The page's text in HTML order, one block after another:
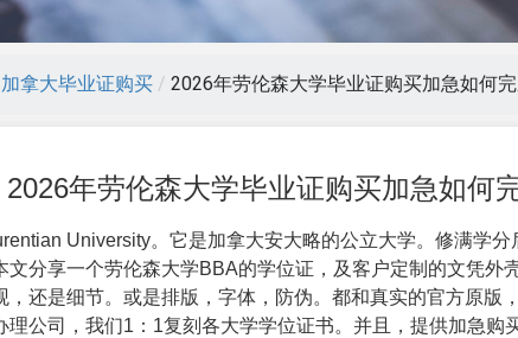
加拿大毕业证购买 / 2026年劳伦森大学毕业证购买加急如何完
2026年劳伦森大学毕业证购买加急如何
University。它是加拿大安大略的公立大学。修满学
文分享一个劳伦森大学BBA的学位证，及客户定制的文凭外
，还是细节。或是排版，字体，防伪。都和真实的官方原版
理公司，我们1：1复刻各大学学位证书。并且，提供加急购